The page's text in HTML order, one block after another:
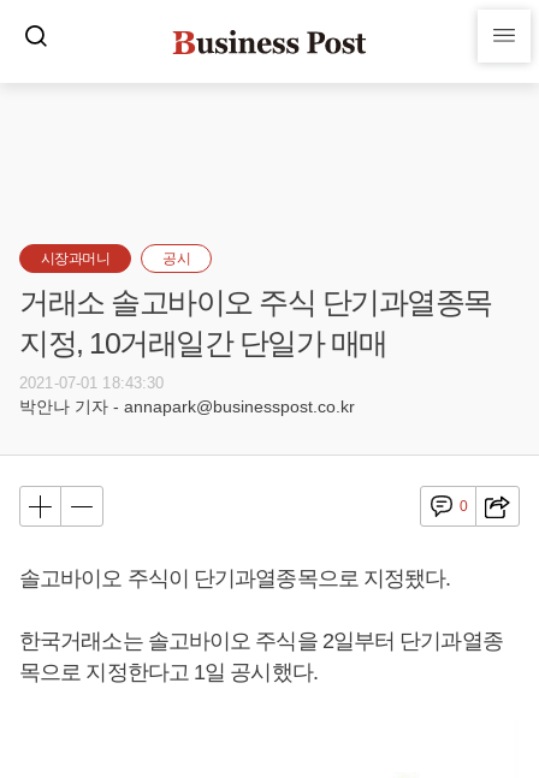
시장과머니 공시
거래소 솔고바이오 주식 단기과열종목
지정, 10거래일간 단일가 매매
2021-07-01 18:43:30
박안나 기자 - annapark@businesspost.co.kr
0
솔고바이오 주식이 단기과열종목으로 지정됐다.
한국거래소는 솔고바이오 주식을 2일부터 단기과열종
목으로 지정한다고 1일 공시했다.